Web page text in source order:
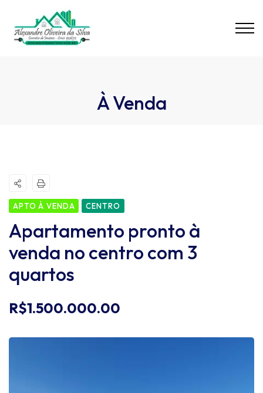
À Venda
APTO À VENDA CENTRO
Apartamento pronto à
venda no centro com 3
quartos
R$1.500.000.00